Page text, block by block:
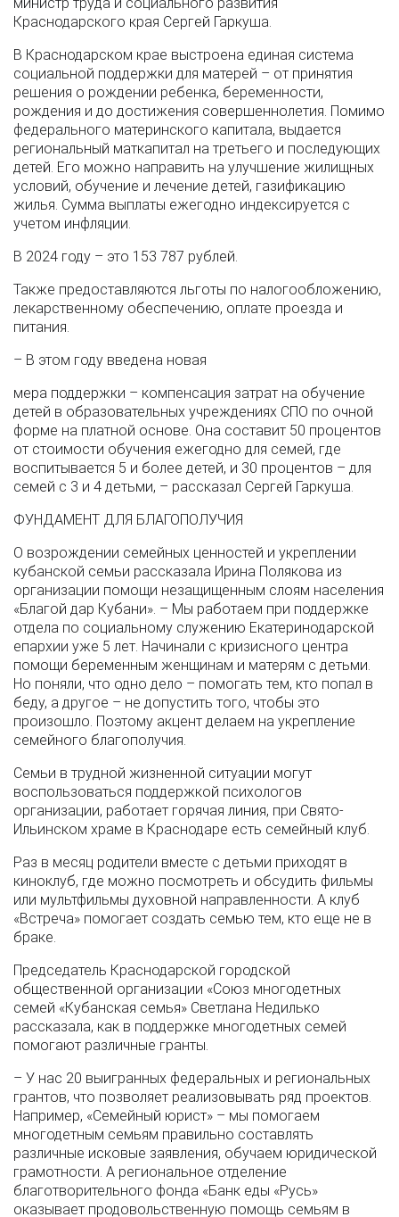
Краснодарского края Сергей Гаркуша.
В Краснодарском крае выстроена единая система
социальной поддержки для матерей – от принятия
решения о рождении ребенка, беременности,
рождения и до достижения совершеннолетия. Помимо
федерального материнского капитала, выдается
региональный маткапитал на третьего и последующих
детей. Его можно направить на улучшение жилищных
условий, обучение и лечение детей, газификацию
жилья. Сумма выплаты ежегодно индексируется с
учетом инфляции.
В 2024 году – это 153 787 рублей.
Также предоставляются льготы по налогообложению,
лекарственному обеспечению, оплате проезда и
питания.
– В этом году введена новая
мера поддержки – компенсация затрат на обучение
детей в образовательных учреждениях СПО по очной
форме на платной основе. Она составит 50 процентов
от стоимости обучения ежегодно для семей, где
воспитывается 5 и более детей, и 30 процентов – для
семей с 3 и 4 детьми, – рассказал Сергей Гаркуша.
ФУНДАМЕНТ ДЛЯ БЛАГОПОЛУЧИЯ
О возрождении семейных ценностей и укреплении
кубанской семьи рассказала Ирина Полякова из
организации помощи незащищенным слоям населения
«Благой дар Кубани». – Мы работаем при поддержке
отдела по социальному служению Екатеринодарской
епархии уже 5 лет. Начинали с кризисного центра
помощи беременным женщинам и матерям с детьми.
Но поняли, что одно дело – помогать тем, кто попал в
беду, а другое – не допустить того, чтобы это
произошло. Поэтому акцент делаем на укрепление
семейного благополучия.
Семьи в трудной жизненной ситуации могут
воспользоваться поддержкой психологов
организации, работает горячая линия, при Свято-
Ильинском храме в Краснодаре есть семейный клуб.
Раз в месяц родители вместе с детьми приходят в
киноклуб, где можно посмотреть и обсудить фильмы
или мультфильмы духовной направленности. А клуб
«Встреча» помогает создать семью тем, кто еще не в
браке.
Председатель Краснодарской городской
общественной организации «Союз многодетных
семей «Кубанская семья» Светлана Недилько
рассказала, как в поддержке многодетных семей
помогают различные гранты.
– У нас 20 выигранных федеральных и региональных
грантов, что позволяет реализовывать ряд проектов.
Например, «Семейный юрист» – мы помогаем
многодетным семьям правильно составлять
различные исковые заявления, обучаем юридической
грамотности. А региональное отделение
благотворительного фонда «Банк еды «Русь»
оказывает продовольственную помощь семьям в